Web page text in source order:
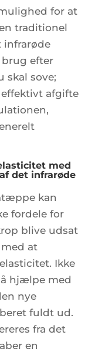
for at
traditionel
infrarøde
efter
skal sove;
afgifte
med
det infrarøde
kan
fordele for
blive udsat
at
Ikke
hjælpe med
nye
fuldt ud.
fra det
en